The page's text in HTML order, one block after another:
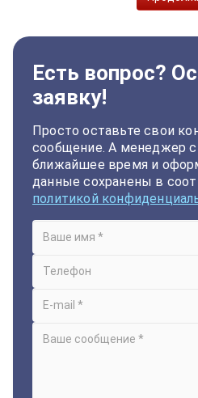
Есть вопрос?
заявку!
Просто оставьте свои
сообщение. А менеджер
ближайшее время и
данные сохранены в
политикой